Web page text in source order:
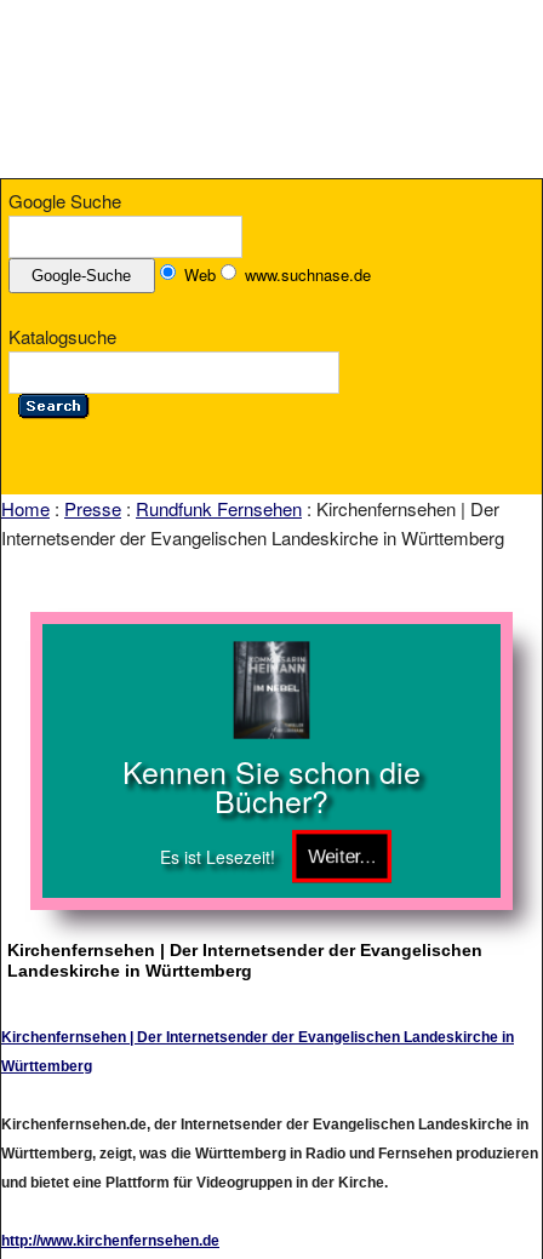
Google Suche
Web www.suchnase.de
Katalogsuche
Home : Presse : Rundfunk Fernsehen : Kirchenfernsehen | Der
Internetsender der Evangelischen Landeskirche in Württemberg
Kennen Sie schon die
Bücher?
Es ist Lesezeit!
Kirchenfernsehen | Der Internetsender der Evangelischen
Landeskirche in Württemberg
Kirchenfernsehen | Der Internetsender der Evangelischen Landeskirche in
Württemberg
Kirchenfernsehen.de, der Internetsender der Evangelischen Landeskirche in
Württemberg, zeigt, was die Württemberg in Radio und Fernsehen produzieren
und bietet eine Plattform für Videogruppen in der Kirche.
http://www.kirchenfernsehen.de